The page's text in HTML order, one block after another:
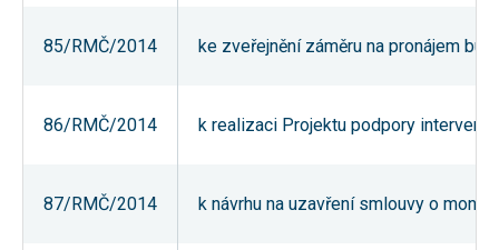
85/RMČ/2014 ke zveřejnění záměru na pronájem
86/RMČ/2014 k realizaci Projektu podpory
87/RMČ/2014 k návrhu na uzavření smlouvy o
a reklam